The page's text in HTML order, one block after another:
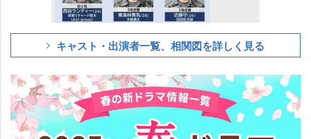
キャスト・出演者一覧、相関図を詳しく見る